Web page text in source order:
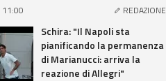
REDAZIONE
Schira: "Il Napoli sta
pianificando la permanenza
di Marianucci: arriva la
reazione di Allegri"